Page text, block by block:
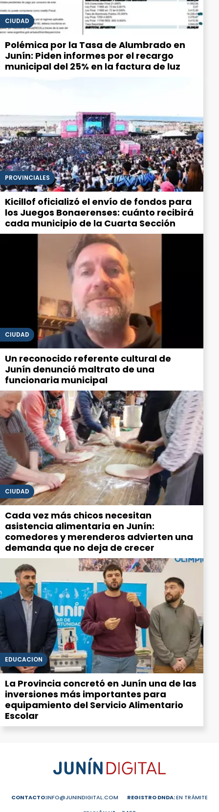
CIUDAD
Polémica por la Tasa de Alumbrado en
Junín: Piden informes por el recargo
municipal del 25% en la factura de luz
PROVINCIALES
Kicillof oficializó el envío de fondos para
los Juegos Bonaerenses: cuánto recibirá
cada municipio de la Cuarta Sección
CIUDAD
Un reconocido referente cultural de
Junín denunció maltrato de una
funcionaria municipal
CIUDAD
Cada vez más chicos necesitan
asistencia alimentaria en Junín:
comedores y merenderos advierten una
demanda que no deja de crecer
EDUCACIÓN
La Provincia concretó en Junín una de las
inversiones más importantes para
equipamiento del Servicio Alimentario
Escolar
CONTACTO:INFO@JUNINDIGITAL.COM REGISTRO DNDA:EN TRÁMITE